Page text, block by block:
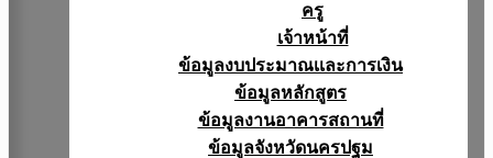
ครู
เจ้าหน้าที่
ข้อมูลงบประมาณเเละการเงิน
ข้อมูลหลักสูตร
ข้อมูลงานอาคารสถานที่
ข้อมูลจังหวัดนครปฐม